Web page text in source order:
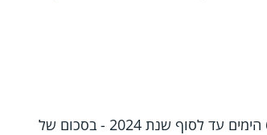
מי ששירת במילואים בצו 8 בשנת 2024 יקבל תגמול מיוחד גם עבור שירות מעבר ל-60 הימים עד לסוף שנת 2024 - בסכום של